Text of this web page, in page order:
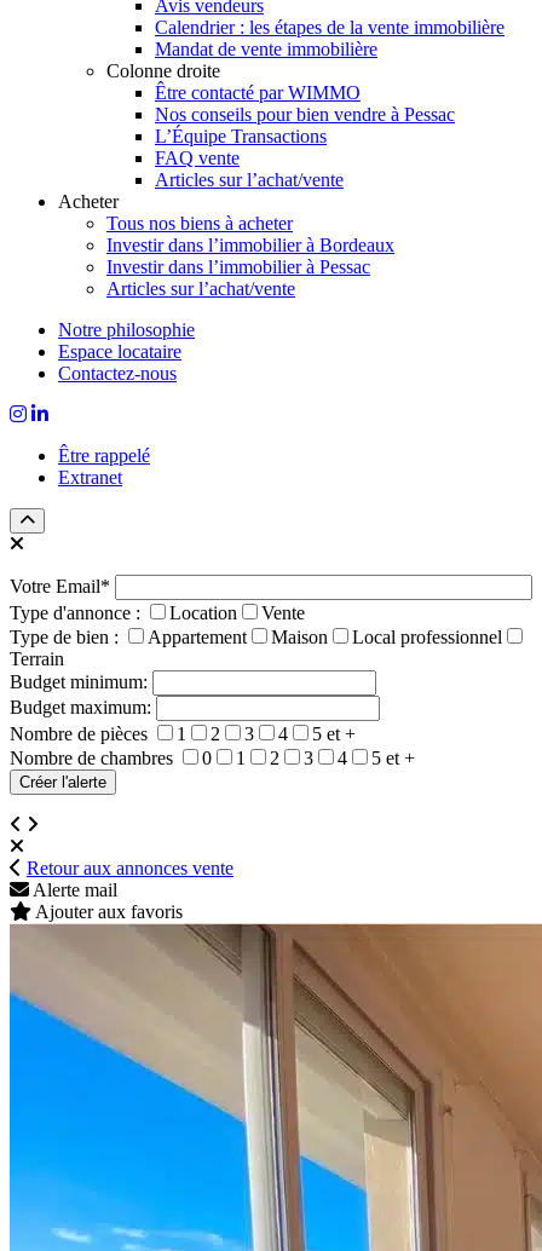
Avis vendeurs
Calendrier : les étapes de la vente immobilière
Mandat de vente immobilière
Colonne droite
Être contacté par WIMMO
Nos conseils pour bien vendre à Pessac
L’Équipe Transactions
FAQ vente
Articles sur l’achat/vente
Acheter
Tous nos biens à acheter
Investir dans l’immobilier à Bordeaux
Investir dans l’immobilier à Pessac
Articles sur l’achat/vente
Notre philosophie
Espace locataire
Contactez-nous
Être rappelé
Extranet
Votre Email*
Type d'annonce :
Location
Vente
Type de bien :
Appartement Maison
Local professionnel
Terrain
Budget minimum:
Budget maximum:
Nombre de pièces
1 2 3 4
5 et +
Nombre de chambres
0 1 2 3 4 5 et +
Retour aux annonces vente
Alerte mail
Ajouter aux favoris